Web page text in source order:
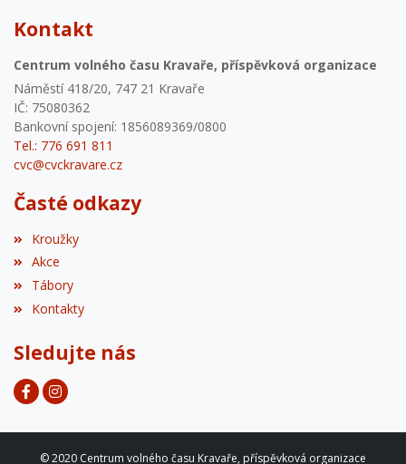
Kontakt
Centrum volného času Kravaře, příspěvková organizace
Náměstí 418/20, 747 21 Kravaře
IČ: 75080362
Bankovní spojení: 1856089369/0800
Tel.: 776 691 811
cvc@cvckravare.cz
Časté odkazy
Kroužky
Akce
Tábory
Kontakty
Sledujte nás
© 2020 Centrum volného času Kravaře, příspěvková organizace